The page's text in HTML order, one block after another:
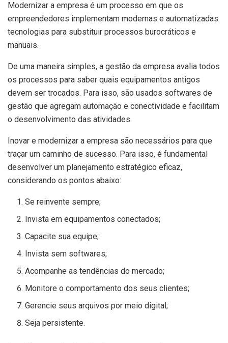
Modernizar a empresa é um processo em que os
empreendedores implementam modernas e automatizadas
tecnologias para substituir processos burocráticos e
manuais.
De uma maneira simples, a gestão da empresa avalia todos
os processos para saber quais equipamentos antigos
devem ser trocados. Para isso, são usados softwares de
gestão que agregam automação e conectividade e facilitam
o desenvolvimento das atividades.
Inovar e modernizar a empresa são necessários para que
traçar um caminho de sucesso. Para isso, é fundamental
desenvolver um planejamento estratégico eficaz,
considerando os pontos abaixo:
Se reinvente sempre;
Invista em equipamentos conectados;
Capacite sua equipe;
Invista sem softwares;
Acompanhe as tendências do mercado;
Monitore o comportamento dos seus clientes;
Gerencie seus arquivos por meio digital;
Seja persistente.